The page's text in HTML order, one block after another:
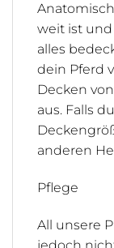
weit ist
alles
dein Pferd
Decken
aus. Falls
anderen
Pflege
All unsere